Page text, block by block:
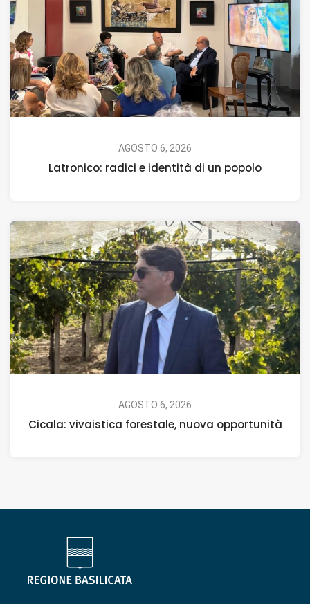
AGOSTO 6, 2026
Latronico: radici e identità di un popolo
AGOSTO 6, 2026
Cicala: vivaistica forestale, nuova opportunità